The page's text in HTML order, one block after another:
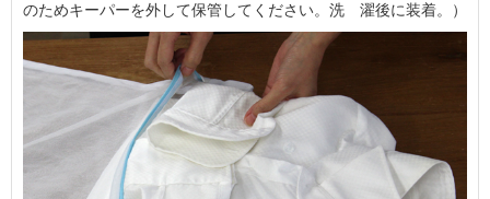
のためキーパーを外して保管してください。洗 濯後に装着。）